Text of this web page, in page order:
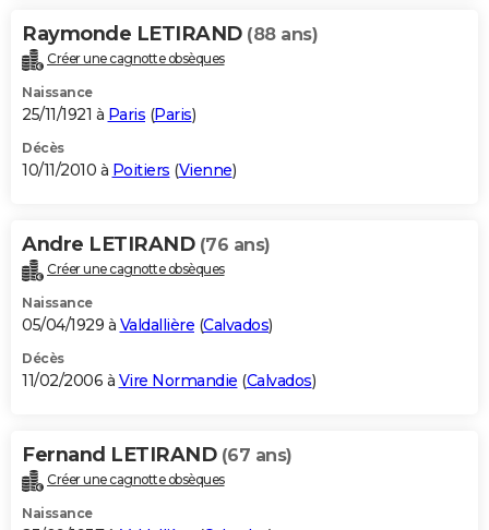
Raymonde LETIRAND (88 ans)
Créer une cagnotte obsèques
Naissance
25/11/1921 à Paris (Paris)
Décès
10/11/2010 à Poitiers (Vienne)
Andre LETIRAND (76 ans)
Créer une cagnotte obsèques
Naissance
05/04/1929 à Valdallière (Calvados)
Décès
11/02/2006 à Vire Normandie (Calvados)
Fernand LETIRAND (67 ans)
Créer une cagnotte obsèques
Naissance